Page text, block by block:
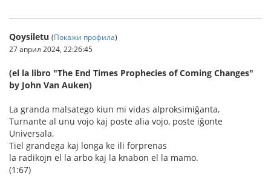
Qoysiletu (Покажи профила)
27 април 2024, 22:26:45
(el la libro "The End Times Prophecies of Coming Changes"
by John Van Auken)
La granda malsatego kiun mi vidas alproksimiĝanta,
Turnante al unu vojo kaj poste alia vojo, poste iĝonte
Universala,
Tiel grandega kaj longa ke ili forprenas
la radikojn el la arbo kaj la knabon el la mamo.
(1:67)